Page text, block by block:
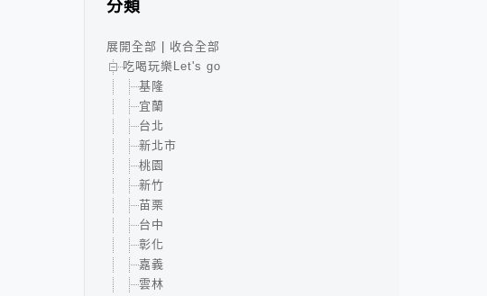
分類
展開全部
收合全部
吃喝玩樂Let's go
基隆
宜蘭
台北
新北市
桃園
新竹
苗栗
台中
彰化
嘉義
雲林